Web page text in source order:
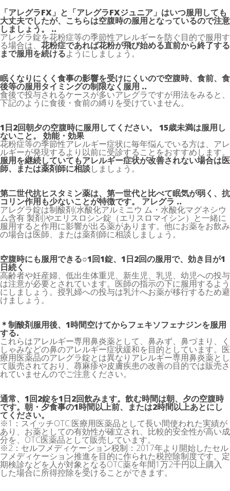
「アレグラFX」と「アレグラFXジュニア」はいつ服用しても
大丈夫でしたが、こちらは空腹時の服用となっているので注意
しましょう。 ..
アレグラ錠を花粉症等の季節性アレルギーを防ぐ目的で服用す
る場合は、 花粉症であれば花粉が飛び始める直前から終了する
まで服用を続けるようにしましょう。
眠くなりにくく食事の影響を受けにくいので空腹時、食前、食
後等の服用タイミングの制限なく服用 ..
食後で投与されるケースが多いアレグラですが用法をみると、
下記のように食後・食前の縛りを受けていません。
1日2回朝夕の空腹時に服用してください。 15歳未満は服用し
ないこと。 効能・効果
花粉症等の季節性アレルギー症状に毎年悩んでいる方は、アレ
ルギーが発現するより以前に受診することをおすすめします。
服用を継続していてもアレルギー症状が改善されない場合は医
師、または薬剤師に相談しましょう。
第二世代抗ヒスタミン薬は、第一世代と比べて眠気が弱く、抗
コリン作用も少ないことが特徴です。 アレグラ ..
アレグラ錠は制酸剤(水酸化アルミニウ ム・水酸化マグネシウ
ム含有 製剤)やエリスロシン錠（エリスロマイシン）と一緒に
服用すると作用に影響が出る薬があります。他にお薬をお飲み
の場合は医師、または薬剤師に相談しましょう。
空腹時にも服用できる○1回1錠、1日2回の服用で、効き目が1
日続く
高齢者や妊産婦、低出生体重児、新生児、乳児、幼児への投与
は注意が必要とされています。医師の指示の下に服用するよう
にしましょう。授乳婦への投与は乳汁へお薬が移行するため避
けましょう。
＊制酸剤服用後、1時間空けてからフェキソフェナジンを服用
する.
これらはアレルギー専用鼻炎薬として、鼻みず、鼻づまり、く
しゃみなどの鼻のアレルギー症状緩和を目的としています。医
療用医薬品のアレグラ錠とは異なりアレルギー専用鼻炎薬とし
て販売されており、蕁麻疹や皮膚疾患の改善の目的では販売さ
れていませんのでご注意ください。
通常、1回2錠を1日2回飲みます。飲む時間は朝、夕の空腹時
です。朝・夕食事の1時間以上前、または2時間以上あとにし
てください。
※1：スイッチOTC:医療用医薬品として長い間使われた実績が
あり、お薬としての有効性が確立され、比較的安全性が高い成
分を、OTC医薬品として販売しています。
※2：セルフメディケーション税制：2017年より開始したセル
フメディケーション推進を目的に作られた税控除制度です。定
期検診などを人が対象となるOTC薬を年間1万2千円以上購入
した場合に所得控除を受けることができます。